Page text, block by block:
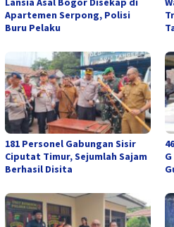
Apartemen Serpong, Polisi
Buru Pelaku
181 Personel Gabungan Sisir
Ciputat Timur, Sejumlah Sajam
Berhasil Disita